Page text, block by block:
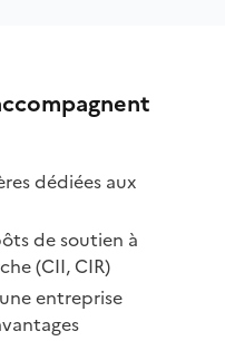
dédiées aux
de soutien à
(CII, CIR)
entreprise